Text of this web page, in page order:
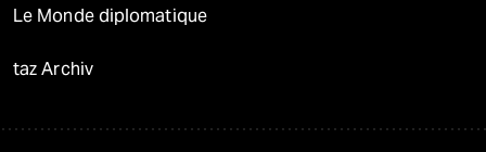
Le Monde diplomatique
taz Archiv